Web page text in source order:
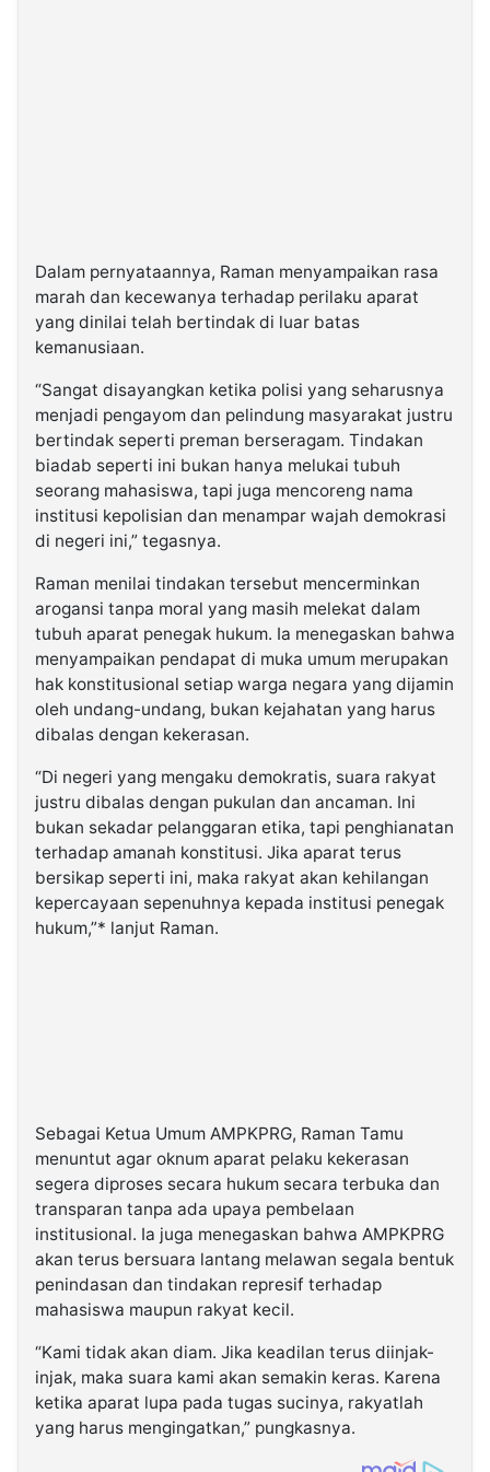
Dalam pernyataannya, Raman menyampaikan rasa
marah dan kecewanya terhadap perilaku aparat
yang dinilai telah bertindak di luar batas
kemanusiaan.
“Sangat disayangkan ketika polisi yang seharusnya
menjadi pengayom dan pelindung masyarakat justru
bertindak seperti preman berseragam. Tindakan
biadab seperti ini bukan hanya melukai tubuh
seorang mahasiswa, tapi juga mencoreng nama
institusi kepolisian dan menampar wajah demokrasi
di negeri ini,” tegasnya.
Raman menilai tindakan tersebut mencerminkan
arogansi tanpa moral yang masih melekat dalam
tubuh aparat penegak hukum. Ia menegaskan bahwa
menyampaikan pendapat di muka umum merupakan
hak konstitusional setiap warga negara yang dijamin
oleh undang-undang, bukan kejahatan yang harus
dibalas dengan kekerasan.
“Di negeri yang mengaku demokratis, suara rakyat
justru dibalas dengan pukulan dan ancaman. Ini
bukan sekadar pelanggaran etika, tapi penghianatan
terhadap amanah konstitusi. Jika aparat terus
bersikap seperti ini, maka rakyat akan kehilangan
kepercayaan sepenuhnya kepada institusi penegak
hukum,”* lanjut Raman.
Sebagai Ketua Umum AMPKPRG, Raman Tamu
menuntut agar oknum aparat pelaku kekerasan
segera diproses secara hukum secara terbuka dan
transparan tanpa ada upaya pembelaan
institusional. Ia juga menegaskan bahwa AMPKPRG
akan terus bersuara lantang melawan segala bentuk
penindasan dan tindakan represif terhadap
mahasiswa maupun rakyat kecil.
“Kami tidak akan diam. Jika keadilan terus diinjak-
injak, maka suara kami akan semakin keras. Karena
ketika aparat lupa pada tugas sucinya, rakyatlah
yang harus mengingatkan,” pungkasnya.